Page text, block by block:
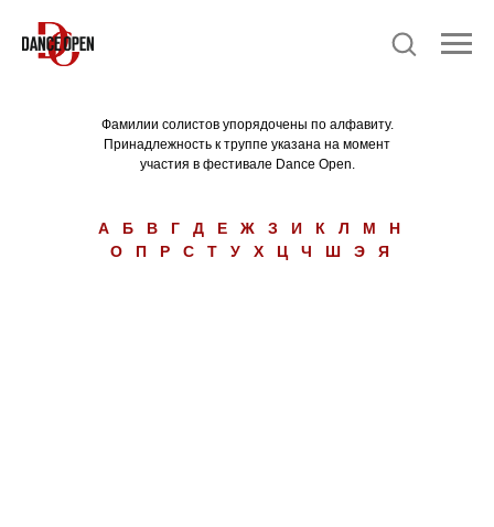
Фамилии солистов упорядочены по алфавиту.
Принадлежность к труппе указана на момент
участия в фестивале Dance Open.
А Б В Г Д Е Ж З И К Л М
Н
О
П Р С Т У Х Ц Ч Ш Э Я